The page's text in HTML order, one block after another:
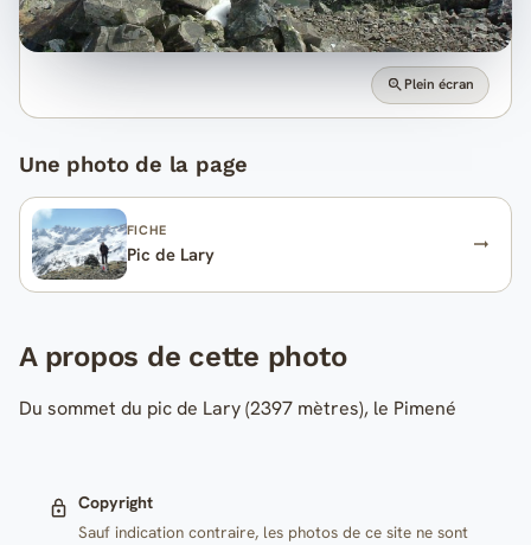
Plein écran
Une photo de la page
FICHE
Pic de Lary
A propos de cette photo
Du sommet du pic de Lary (2397 mètres), le Pimené
Copyright
Sauf indication contraire, les photos de ce site ne sont